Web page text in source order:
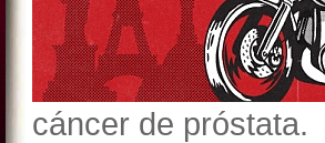
cáncer de próstata.